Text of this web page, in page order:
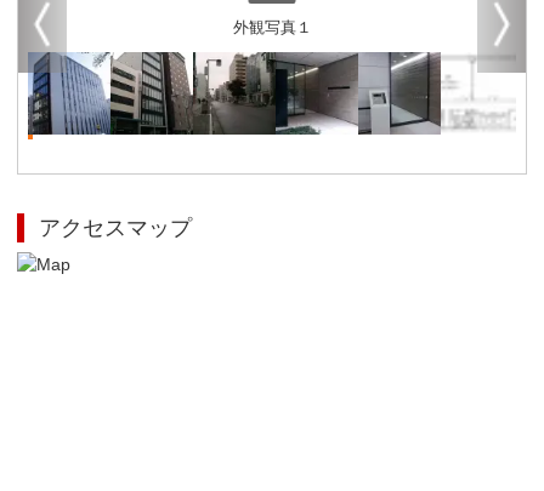
外観写真１
アクセスマップ